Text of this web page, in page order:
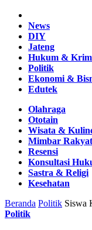
News
DIY
Jateng
Hukum &
Politik
Ekonomi &
Edutek
Olahraga
Ototain
Wisata &
Mimbar Rakyat
Resensi
Konsultasi
Sastra & Religi
Kesehatan
Beranda Politik Siswa
Politik